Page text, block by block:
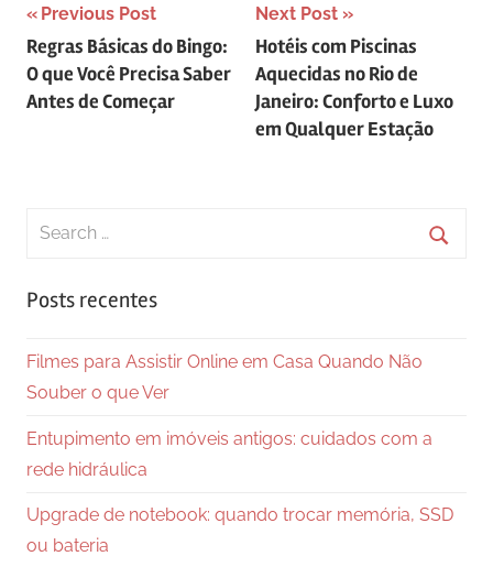
Navegação
de
Post
Previous Post
Regras Básicas do Bingo:
O que Você Precisa Saber
Antes de Começar
Next Post
Hotéis com Piscinas
Aquecidas no Rio de
Janeiro: Conforto e Luxo
em Qualquer Estação
Search
Posts recentes
Filmes para Assistir Online em Casa Quando Não
Souber o que Ver
Entupimento em imóveis antigos: cuidados com a
rede hidráulica
Upgrade de notebook: quando trocar memória, SSD
ou bateria